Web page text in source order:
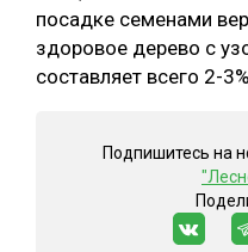
посадке семенами
здоровое дерево с
составляет всего 2-
Подпишитесь на